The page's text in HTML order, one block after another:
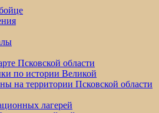
Псковской области
по истории Великой
на территории Псковской области
лагерей